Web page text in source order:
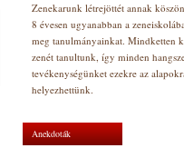
Zenekarunk létrejöttét annak
8 évesen ugyanabban a
meg tanulmányainkat. Mindketten
zenét tanultunk, így minden
tevékenységünket ezekre az
helyezhettünk.
Anekdoták